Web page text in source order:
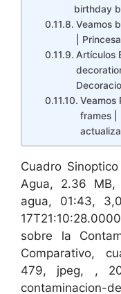
birthday
Veamos
|
Artículos
Veamos
frames |
Cuadro
Agua, 2.36 MB,
agua, 01:43,
sobre la
Comparativo,
479, jpeg, ,
contaminacion-